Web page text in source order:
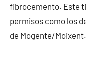
fibrocemento. Este
permisos como los
de Mogente/Moixent.